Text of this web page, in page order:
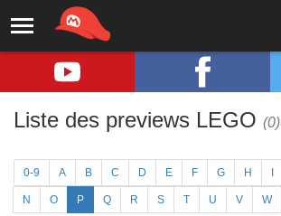
Liste des previews LEGO (0)
0-9 A B C D E F G H
N O P Q R S T U V W